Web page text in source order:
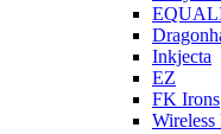
Inkjecta
EZ
FK Irons
Wireless